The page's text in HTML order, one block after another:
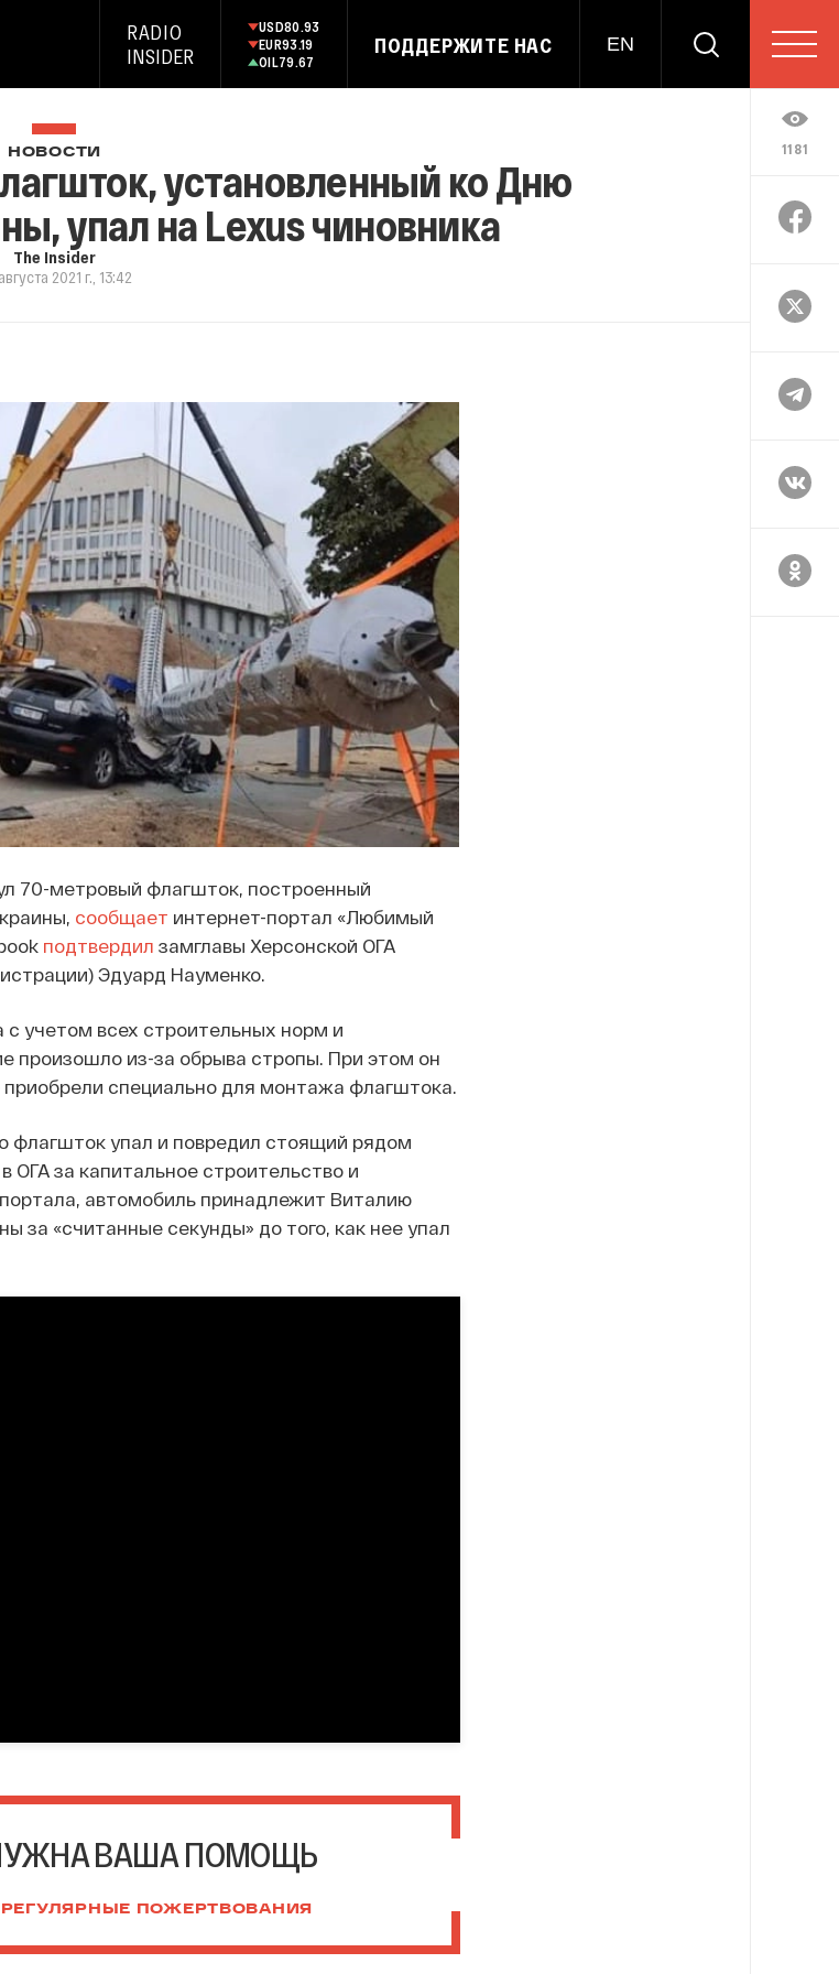
RADIO
INSIDER
USD80.93
EUR93.19
OIL79.67
ПОДДЕРЖИТЕ НАС EN
1181
НОВОСТИ
установленный ко Дню
упал на Lexus чиновника
The Insider
2021 г., 13:42
70-метровый флагшток, построенный
сообщает интернет-портал «Любимый
подтвердил замглавы Херсонской ОГА
Эдуард Науменко.
с учетом всех строительных норм и
произошло из-за обрыва стропы. При этом он
специально для монтажа флагштока.
флагшток упал и повредил стоящий рядом
ОГА за капитальное строительство и
автомобиль принадлежит Виталию
за «считанные секунды» до того, как нее упал
ВАША ПОМОЩЬ
ПОЖЕРТВОВАНИЯ